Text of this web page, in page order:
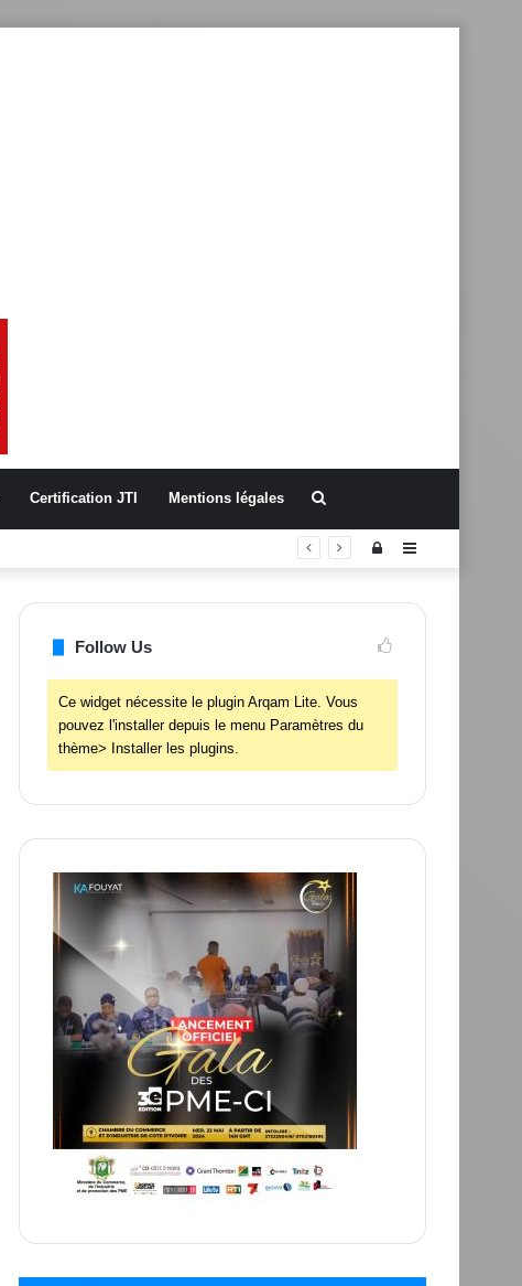
Certification JTI Mentions légales
Sidebar
Connexion
Follow Us
Ce widget nécessite le plugin Arqam Lite. Vous
pouvez l'installer depuis le menu Paramètres du
thème> Installer les plugins.